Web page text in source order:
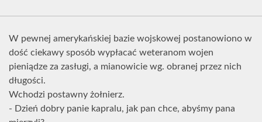
W pewnej amerykańskiej bazie wojskowej postanowiono w
dość ciekawy sposób wypłacać weteranom wojen
pieniądze za zasługi, a mianowicie wg. obranej przez nich
długości.
Wchodzi postawny żołnierz.
- Dzień dobry panie kapralu, jak pan chce, abyśmy pana